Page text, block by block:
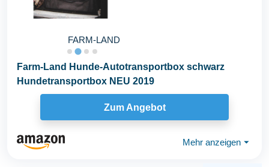
FARM-LAND
Farm-Land Hunde-Autotransportbox schwarz
Hundetransportbox NEU 2019
Zum Angebot
Mehr anzeigen ⏷